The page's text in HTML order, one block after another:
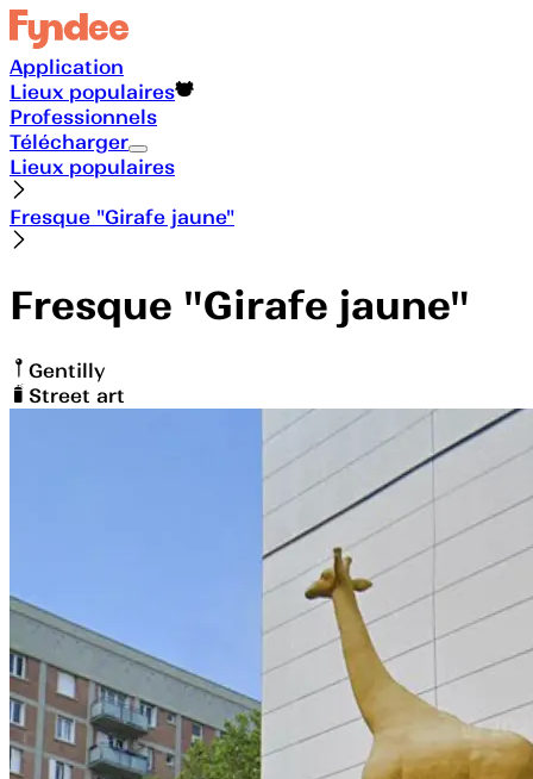
Application
Lieux populaires
Professionnels
Télécharger
Lieux populaires
Fresque "Girafe jaune"
Fresque "Girafe jaune"
Gentilly
Street art